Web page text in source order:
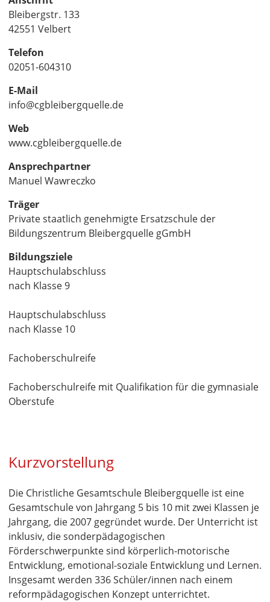
Bleibergstr. 133
42551 Velbert
Telefon
02051-604310
E-Mail
info@cgbleibergquelle.de
Web
www.cgbleibergquelle.de
Ansprechpartner
Manuel Wawreczko
Träger
Private staatlich genehmigte Ersatzschule der
Bildungszentrum Bleibergquelle gGmbH
Bildungsziele
Hauptschulabschluss
nach Klasse 9
Hauptschulabschluss
nach Klasse 10
Fachoberschulreife
Fachoberschulreife mit Qualifikation für die gymnasiale
Oberstufe
Kurzvorstellung
Die Christliche Gesamtschule Bleibergquelle ist eine
Gesamtschule von Jahrgang 5 bis 10 mit zwei Klassen je
Jahrgang, die 2007 gegründet wurde. Der Unterricht ist
inklusiv, die sonderpädagogischen
Förderschwerpunkte sind körperlich-motorische
Entwicklung, emotional-soziale Entwicklung und Lernen.
Insgesamt werden 336 Schüler/innen nach einem
reformpädagogischen Konzept unterrichtet.